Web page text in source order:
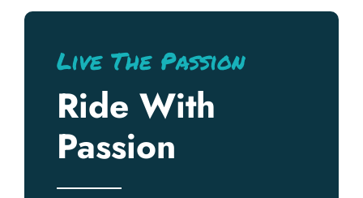
Live The Passion
Ride With
Passion